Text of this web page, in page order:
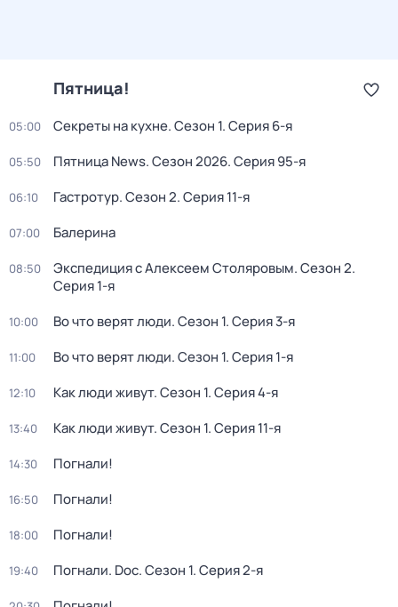
Пятница!
05:00 Секреты на кухне. Сезон 1. Серия 6-я
05:50 Пятница News. Сезон 2026. Серия 95-я
06:10 Гастротур. Сезон 2. Серия 11-я
07:00 Балерина
08:50 Экспедиция с Алексеем Столяровым. Сезон 2.
Серия 1-я
10:00 Во что верят люди. Сезон 1. Серия 3-я
11:00 Во что верят люди. Сезон 1. Серия 1-я
12:10 Как люди живут. Сезон 1. Серия 4-я
13:40 Как люди живут. Сезон 1. Серия 11-я
14:30 Погнали!
16:50 Погнали!
18:00 Погнали!
19:40 Погнали. Doc. Сезон 1. Серия 2-я